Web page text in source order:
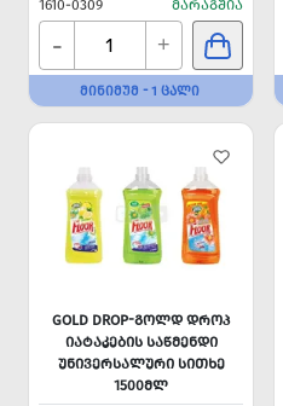
1610-0309 ᲛᲐᲠᲐᲒᲨᲘᲐ
- +
ᲛᲘᲜᲘᲛᲣᲛ - 1 ᲪᲐᲚᲘ
GOLD DROP-ᲒᲝᲚᲓ ᲓᲠᲝᲞ
ᲘᲐᲢᲐᲙᲔᲑᲘᲡ ᲡᲐᲬᲛᲔᲜᲓᲘ
ᲣᲜᲘᲕᲔᲠᲡᲐᲚᲣᲠᲘ ᲡᲘᲗᲮᲔ
1500ᲛᲚ